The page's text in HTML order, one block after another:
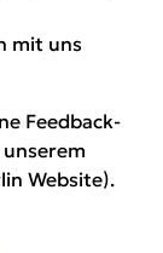
mit uns
Feedback-
Website).